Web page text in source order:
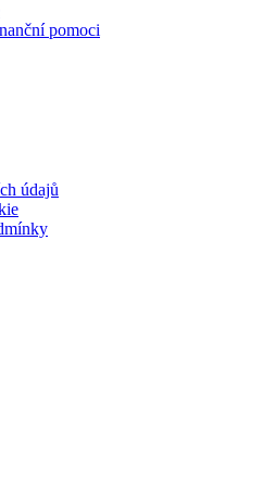
pomoci
údajů